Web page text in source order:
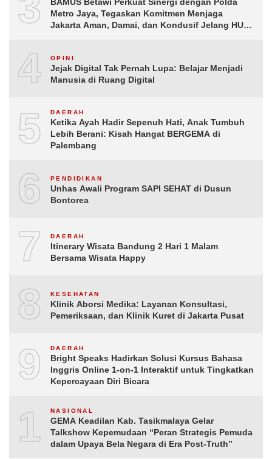
Metro Jaya, Tegaskan Komitmen Menjaga
Jakarta Aman, Damai, dan Kondusif Jelang HUT
4 OPINI
Jejak Digital Tak Pernah Lupa: Belajar Menjadi
Manusia di Ruang Digital
5 DAERAH
Ketika Ayah Hadir Sepenuh Hati, Anak Tumbuh
Lebih Berani: Kisah Hangat BERGEMA di
Palembang
6 PENDIDIKAN
Unhas Awali Program SAPI SEHAT di Dusun
Bontorea
7 DAERAH
Itinerary Wisata Bandung 2 Hari 1 Malam
Bersama Wisata Happy
8 KESEHATAN
Klinik Aborsi Medika: Layanan Konsultasi,
Pemeriksaan, dan Klinik Kuret di Jakarta Pusat
9 DAERAH
Bright Speaks Hadirkan Solusi Kursus Bahasa
Inggris Online 1-on-1 Interaktif untuk Tingkatkan
Kepercayaan Diri Bicara
10NASIONAL
GEMA Keadilan Kab. Tasikmalaya Gelar
Talkshow Kepemudaan “Peran Strategis Pemuda
dalam Upaya Bela Negara di Era Post-Truth”